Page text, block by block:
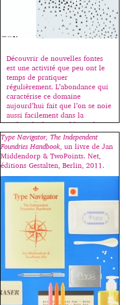
Découvrir de nouvelles fontes
est une activité que peu ont le
temps de pratiquer
régulièrement. L’abondance qui
caractérise ce domaine
aujourd’hui fait que l’on se noie
aussi facilement dans la
multitude des possibles et les
méandres du net. Kevin Ho a
donc imaginé un algorithme
triant les caractères par
ressemblance formelle à partir
du mot “handgloves” souvent
[…]
Type Navigator, The Independent
Foundries Handbook, un livre de Jan
Middendorp & TwoPoints. Net,
éditions Gestalten, Berlin, 2011.